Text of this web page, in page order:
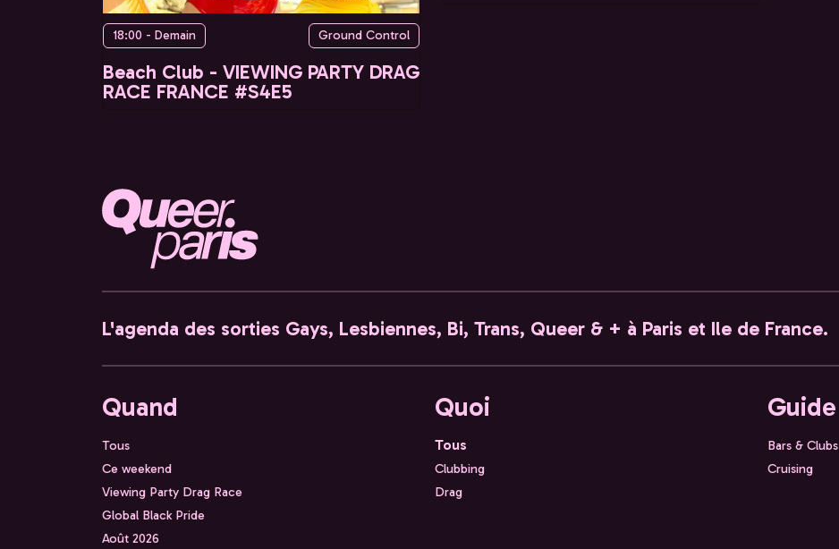
18:00 - Demain Ground Control
Beach Club - VIEWING PARTY DRAG
RACE FRANCE #S4E5
L'agenda des sorties Gays, Lesbiennes, Bi, Trans, Queer & + à Paris et Ile de France.
Quand
Tous
Ce weekend
Viewing Party Drag Race
Global Black Pride
Août 2026
Quoi
Tous
Clubbing
Drag
Guide
Bars & Clubs
Cruising